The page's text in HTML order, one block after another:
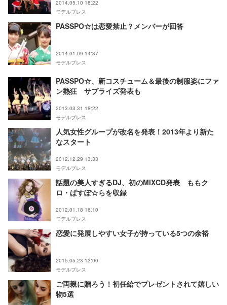
2014.05.10 18:22
モデルプレス
PASSPO☆は恋愛禁止？メンバーが回答
2014.01.09 14:37
モデルプレス
PASSPO☆、新コスチューム＆最後の制服姿にファ
ン熱狂 サプライズ発表も
2013.03.31 18:22
モデルプレス
人気女性グループが改名を発表！2013年より新た
なスタート
2012.12.29 13:33
モデルプレス
話題の美人すぎるDJ、初のMIXCD発表 ももク
ロ・ぱすぽ☆らを収録
2012.01.18 16:10
モデルプレス
恋愛に発展しやすい女子が持っている5つの余裕
2015.05.23 12:00
モデルプレス
ご両親に贈ろう！初任給でプレゼントされて嬉しい
物5選